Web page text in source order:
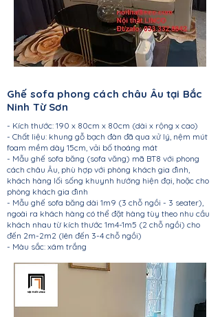
Ghế sofa phong cách châu Âu tại Bắc
Ninh Từ Sơn
- Kích thước: 190 x 80cm x 80cm (dài x rộng x cao)
- Chất liệu: khung gỗ bạch đàn đã qua xử lý, nệm mút
foam mềm dày 15cm, vải bố thoáng mát
- Mẫu ghế sofa băng (sofa văng) mã BT8 với phong
cách châu Âu, phù hợp với phòng khách gia đình,
khách hàng lối sống khuynh hướng hiện đại, hoặc cho
phòng khách gia đình
- Mẫu ghế sofa băng dài 1m9 (3 chỗ ngồi - 3 seater),
ngoài ra khách hàng có thể đặt hàng tùy theo nhu cầu
khách nhau từ kích thước 1m4-1m5 (2 chỗ ngồi) cho
đến 2m-2m2 (lên đến 3-4 chỗ ngồi)
- Màu sắc: xám trắng